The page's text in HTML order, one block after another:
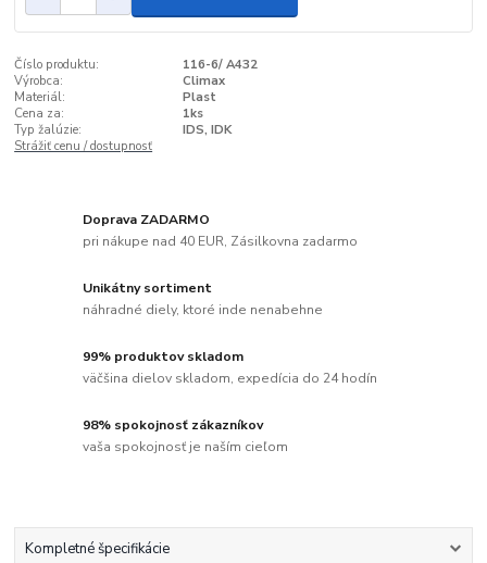
Číslo produktu:
116-6/ A432
Výrobca:
Climax
Materiál:
Plast
Cena za:
1ks
Typ žalúzie:
IDS, IDK
Strážiť cenu / dostupnosť
Doprava ZADARMO
pri nákupe nad 40 EUR, Zásilkovna zadarmo
Unikátny sortiment
náhradné diely, ktoré inde nenabehne
99% produktov skladom
väčšina dielov skladom, expedícia do 24 hodín
98% spokojnosť zákazníkov
vaša spokojnosť je naším cieľom
Kompletné špecifikácie